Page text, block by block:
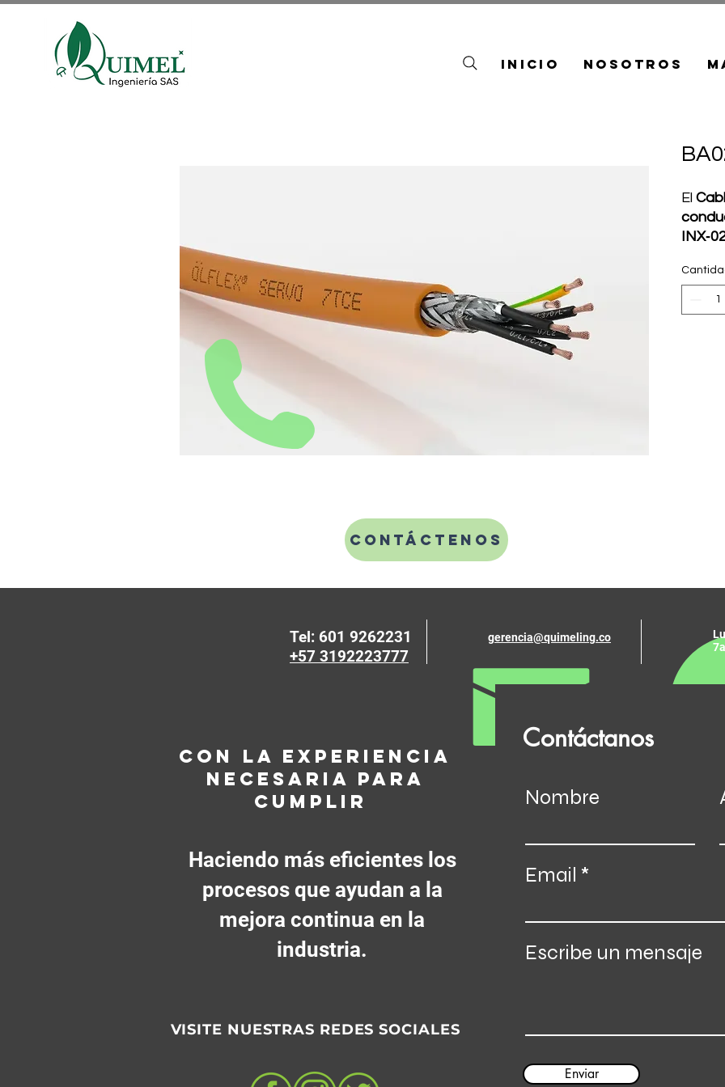
Inicio Nosotros
El
Contáctenos
Tel: 601 9262231 gerencia@quimeling.co
+57 3192223777
CON LA EXPERIENCIA
NECESARIA PARA
CUMPLIR
Haciendo más eficientes los
procesos que ayudan a la
mejora continua en la
industria.
VISITE NUESTRAS REDES SOCIALES
Contáctanos
Nombre
Email
Escribe un mensaje
Enviar